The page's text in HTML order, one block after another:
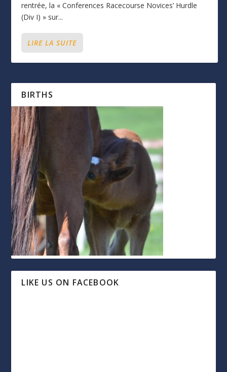
rentrée, la « Conferences Racecourse Novices’ Hurdle
(Div I) » sur...
LIRE LA SUITE
BIRTHS
LIKE US ON FACEBOOK